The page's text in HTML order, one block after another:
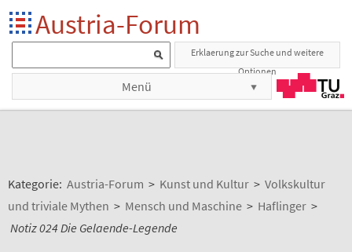
Austria-Forum
Erklaerung zur Suche und weitere
Optionen
Menü
Kategorie: Austria-Forum > Kunst und Kultur > Volkskultur
und triviale Mythen > Mensch und Maschine > Haflinger >
Notiz 024 Die Gelaende-Legende